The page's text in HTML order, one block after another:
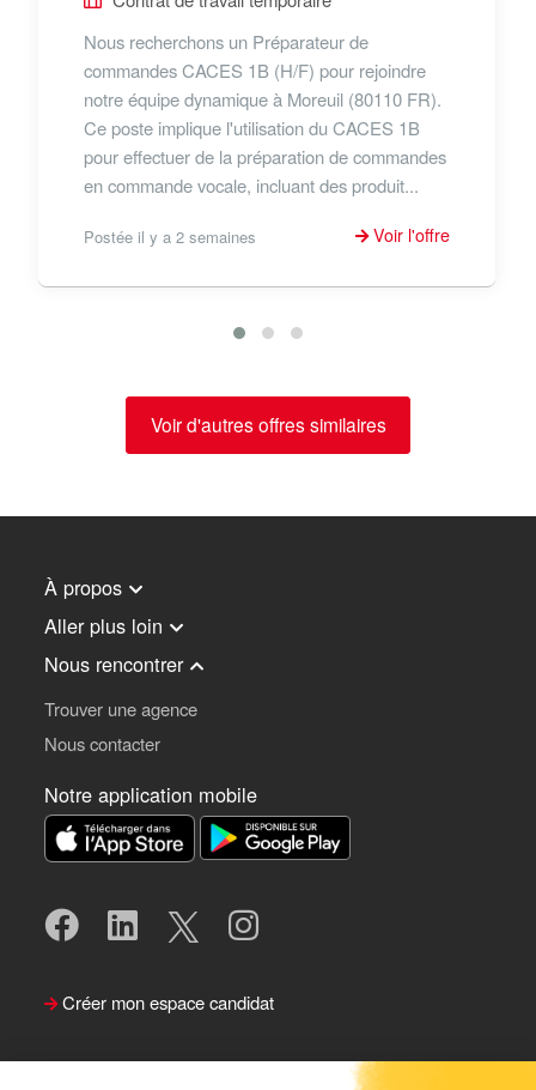
Nous recherchons un Préparateur de
commandes CACES 1B (H/F) pour rejoindre
notre équipe dynamique à Moreuil (80110 FR).
Ce poste implique l'utilisation du CACES 1B
pour effectuer de la préparation de commandes
en commande vocale, incluant des produit...
Postée il y a 2 semaines Voir l'offre
Voir d'autres offres similaires
À propos
Aller plus loin
Nous rencontrer
Trouver une agence
Nous contacter
Notre application mobile
Créer mon espace candidat